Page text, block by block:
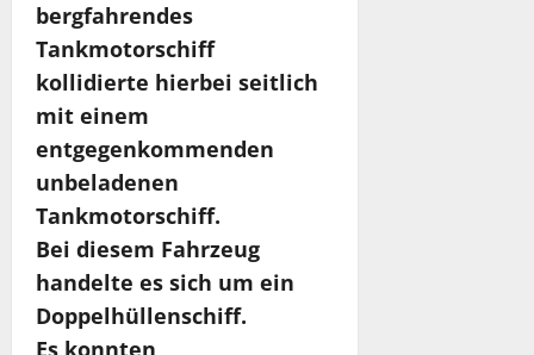
bergfahrendes
Tankmotorschiff
kollidierte hierbei seitlich
mit einem
entgegenkommenden
unbeladenen
Tankmotorschiff.
Bei diesem Fahrzeug
handelte es sich um ein
Doppelhüllenschiff.